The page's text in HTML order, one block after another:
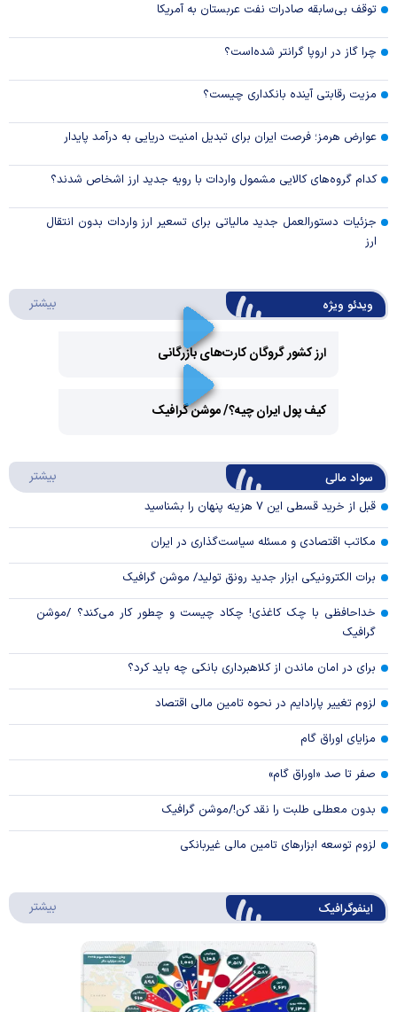
توقف بی‌سابقه صادرات نفت عربستان به آمریکا
چرا گاز در اروپا گرانتر شده‌است؟
مزیت رقابتی آینده بانکداری چیست؟
عوارض هرمز؛ فرصت ایران برای تبدیل امنیت دریایی به درآمد پایدار
کدام گروه‌های کالایی مشمول واردات با رویه جدید ارز اشخاص شدند؟
جزئیات دستورالعمل جدید مالیاتی برای تسعیر ارز واردات بدون انتقال
ارز
ویدئو ویژه بیشتر
ارز کشور گروگان کارت‌های بازرگانی
Video
کیف پول ایران چیه؟/ موشن گرافیک
سواد مالی بیشتر
قبل از خرید قسطی این ۷ هزینه پنهان را بشناسید
مکاتب اقتصادی و مسئله سیاست‌گذاری در ایران
برات الکترونیکی ابزار جدید رونق تولید/ موشن گرافیک
خداحافظی با چک کاغذی! چکاد چیست و چطور کار می‌کند؟ /موشن
گرافیک
برای در امان ماندن از کلاهبرداری بانکی چه باید کرد؟
لزوم تغییر پارادایم در نحوه تامین مالی اقتصاد
مزایای اوراق گام
صفر تا صد «اوراق گام»
بدون معطلی طلبت را نقد کن!/موشن گرافیک
لزوم توسعه ابزارهای تامین مالی غیربانکی
اینفوگرافیک بیشتر